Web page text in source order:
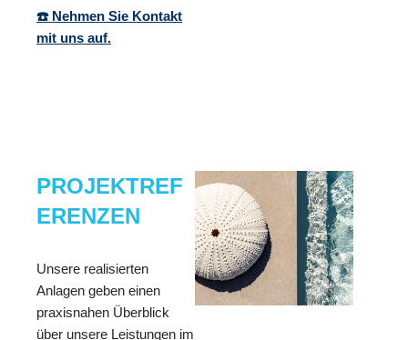
☎️ Nehmen Sie Kontakt
mit uns auf.
PROJEKTREF
ERENZEN
Unsere realisierten
Anlagen geben einen
praxisnahen Überblick
über unsere Leistungen im